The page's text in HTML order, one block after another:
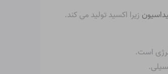
زیرا اکسید تولید می کند.
است.